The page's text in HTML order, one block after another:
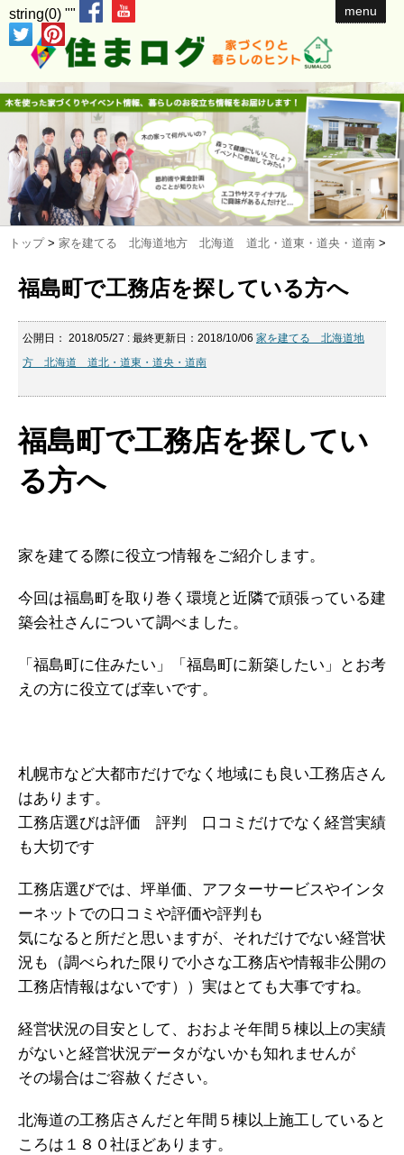
string(0) "" menu
トップ > 家を建てる 北海道地方 北海道 道北・道東・道央・道南 >
福島町で工務店を探している方へ
公開日： 2018/05/27 : 最終更新日：2018/10/06 家を建てる 北海道地
方 北海道 道北・道東・道央・道南
福島町で工務店を探してい
る方へ
家を建てる際に役立つ情報をご紹介します。
今回は福島町を取り巻く環境と近隣で頑張っている建
築会社さんについて調べました。
「福島町に住みたい」「福島町に新築したい」とお考
えの方に役立てば幸いです。
札幌市など大都市だけでなく地域にも良い工務店さん
はあります。
工務店選びは評価 評判 口コミだけでなく経営実績
も大切です
工務店選びでは、坪単価、アフターサービスやインタ
ーネットでの口コミや評価や評判も
気になると所だと思いますが、それだけでない経営状
況も（調べられた限りで小さな工務店や情報非公開の
工務店情報はないです））実はとても大事ですね。
経営状況の目安として、おおよそ年間５棟以上の実績
がないと経営状況データがないかも知れませんが
その場合はご容赦ください。
北海道の工務店さんだと年間５棟以上施工していると
ころは１８０社ほどあります。